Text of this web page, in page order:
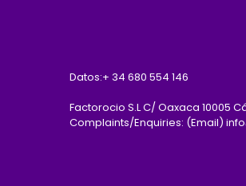
Datos:+ 34 680 554 146
Factorocio S.L C/ Oaxaca 10005
Complaints/Enquiries: (Email)